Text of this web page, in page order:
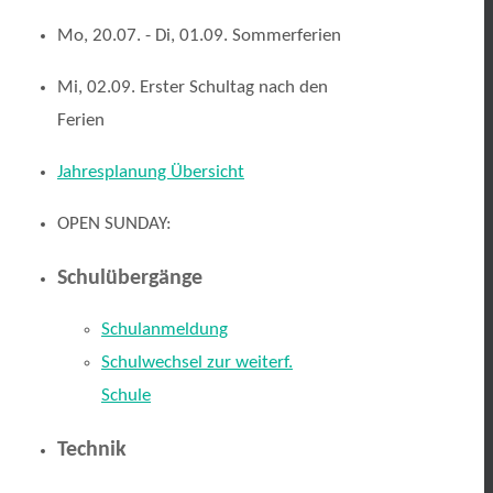
Mo, 20.07. - Di, 01.09. Sommerferien
Mi, 02.09. Erster Schultag nach den
Ferien
Jahresplanung Übersicht
OPEN SUNDAY:
Schulübergänge
Schulanmeldung
Schulwechsel zur weiterf.
Schule
Technik